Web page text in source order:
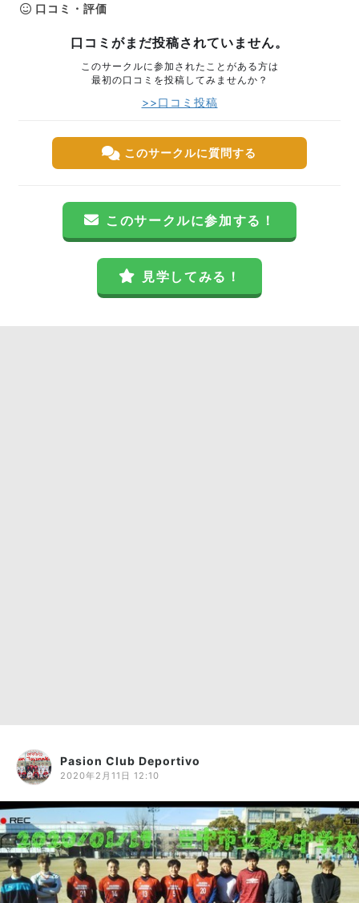
口コミ・評価
口コミがまだ投稿されていません。
このサークルに参加されたことがある方は
最初の口コミを投稿してみませんか？
>>口コミ投稿
このサークルに質問する
このサークルに参加する！
見学してみる！
Pasion Club Deportivo
2020年2月11日 12:10